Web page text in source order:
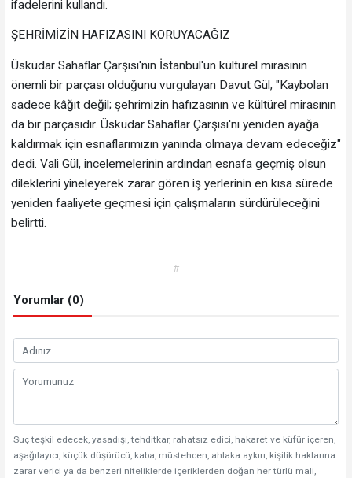
ifadelerini kullandı.
ŞEHRİMİZİN HAFIZASINI KORUYACAĞIZ
Üsküdar Sahaflar Çarşısı'nın İstanbul'un kültürel mirasının
önemli bir parçası olduğunu vurgulayan Davut Gül, "Kaybolan
sadece kâğıt değil; şehrimizin hafızasının ve kültürel mirasının
da bir parçasıdır. Üsküdar Sahaflar Çarşısı'nı yeniden ayağa
kaldırmak için esnaflarımızın yanında olmaya devam edeceğiz"
dedi. Vali Gül, incelemelerinin ardından esnafa geçmiş olsun
dileklerini yineleyerek zarar gören iş yerlerinin en kısa sürede
yeniden faaliyete geçmesi için çalışmaların sürdürüleceğini
belirtti.
#
Yorumlar (0)
Suç teşkil edecek, yasadışı, tehditkar, rahatsız edici, hakaret ve küfür içeren,
aşağılayıcı, küçük düşürücü, kaba, müstehcen, ahlaka aykırı, kişilik haklarına
zarar verici ya da benzeri niteliklerde içeriklerden doğan her türlü mali,